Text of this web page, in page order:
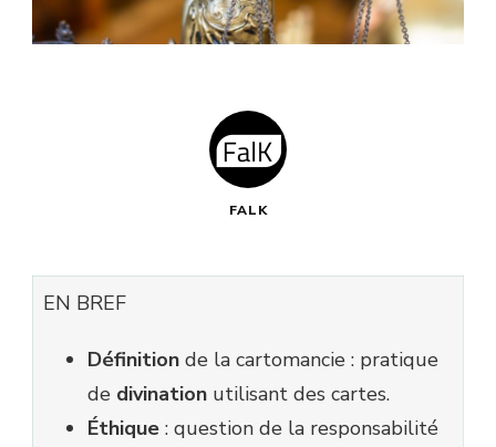
FALK
EN BREF
Définition de la cartomancie : pratique
de divination utilisant des cartes.
Éthique : question de la responsabilité